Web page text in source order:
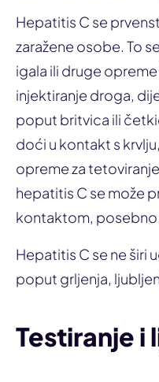
Hepatitis C se
zaražene osobe. To
igala ili druge
injektiranje droga,
poput britvica ili
doći u kontakt s
opreme za
hepatitis C se može
kontaktom, posebno
Hepatitis C se ne širi
poput grljenja,
Testiranje i